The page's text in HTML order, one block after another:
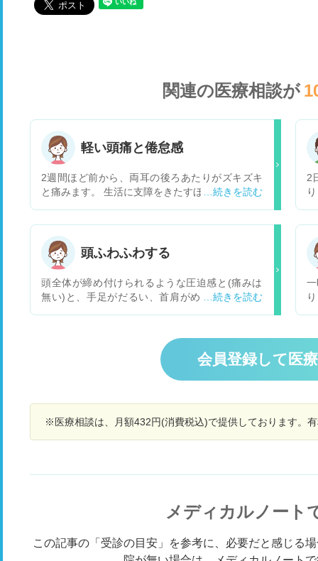
関連の医療相談が
軽い頭痛と倦怠感
2週間ほど前から、両耳の後ろあたりがズキズキ
と痛みます。 生活に支障をきたすほどの痛みでは
す。これが2週間ほど前から毎日です。 仕事があ
る日だと、 夕方頃から全身が怠くなってきて集中
できなくなります。 あと、時々ですが 両手両足
が震えて、力が入れにくくなるような感覚になり
ます。 （物が持てなくなったり、立ち上がれなく
なるほどではないです。） 吐き気や熱、咳、鼻水
2
頭ふわふわする
頭全体が締め付けられるような圧迫感と(痛みは
無い)と、手足がだるい、首肩がめちゃくちゃ凝
会員登録して医
※医療相談は、月額432円(消費税込)で提供しております。
メディカルノート
この記事の「受診の目安」を参考に、必要だと感じる